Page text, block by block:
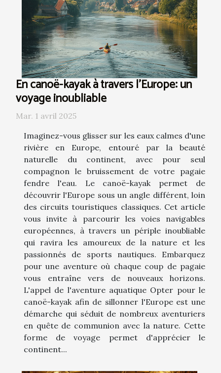
En canoë-kayak à travers l'Europe: un
voyage inoubliable
Mar. 1 avril 2025
Imaginez-vous glisser sur les eaux calmes d'une
rivière en Europe, entouré par la beauté
naturelle du continent, avec pour seul
compagnon le bruissement de votre pagaie
fendre l'eau. Le canoë-kayak permet de
découvrir l'Europe sous un angle différent, loin
des circuits touristiques classiques. Cet article
vous invite à parcourir les voies navigables
européennes, à travers un périple inoubliable
qui ravira les amoureux de la nature et les
passionnés de sports nautiques. Embarquez
pour une aventure où chaque coup de pagaie
vous entraîne vers de nouveaux horizons.
L'appel de l'aventure aquatique Opter pour le
canoë-kayak afin de sillonner l'Europe est une
démarche qui séduit de nombreux aventuriers
en quête de communion avec la nature. Cette
forme de voyage permet d'apprécier le
continent...